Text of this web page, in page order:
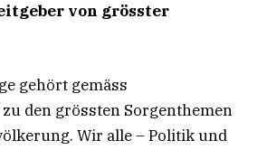
von grösster
gehört gemäss
den grössten Sorgenthemen
Wir alle – Politik und